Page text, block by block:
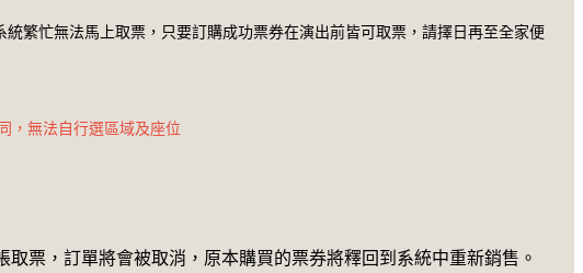
繁忙無法馬上取票，只要訂購成功票券在演出前皆可取票，請擇日再至全家便
，無法自行選區域及座位
票，訂單將會被取消，原本購買的票券將釋回到系統中重新銷售。